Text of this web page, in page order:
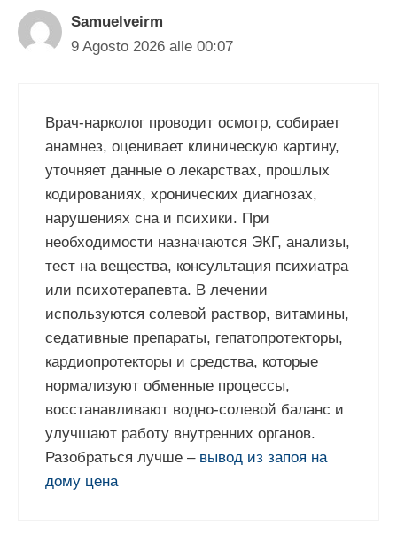
Samuelveirm
9 Agosto 2026 alle 00:07
Врач-нарколог проводит осмотр, собирает
анамнез, оценивает клиническую картину,
уточняет данные о лекарствах, прошлых
кодированиях, хронических диагнозах,
нарушениях сна и психики. При
необходимости назначаются ЭКГ, анализы,
тест на вещества, консультация психиатра
или психотерапевта. В лечении
используются солевой раствор, витамины,
седативные препараты, гепатопротекторы,
кардиопротекторы и средства, которые
нормализуют обменные процессы,
восстанавливают водно-солевой баланс и
улучшают работу внутренних органов.
Разобраться лучше – вывод из запоя на
дому цена